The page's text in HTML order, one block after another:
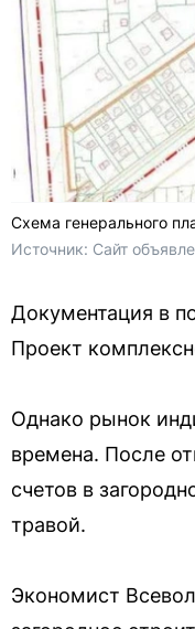
Схема генерального
Источник: Сайт
Документация в
Проект
Однако рынок
времена. После
счетов в
травой.
Экономист